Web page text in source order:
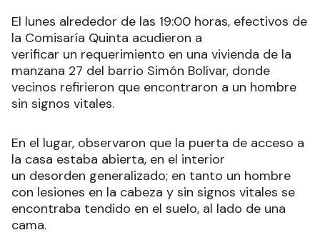
El lunes alrededor de las 19:00 horas, efectivos de
la Comisaría Quinta acudieron a
verificar un requerimiento en una vivienda de la
manzana 27 del barrio Simón Bolívar, donde
vecinos refirieron que encontraron a un hombre
sin signos vitales.
En el lugar, observaron que la puerta de acceso a
la casa estaba abierta, en el interior
un desorden generalizado; en tanto un hombre
con lesiones en la cabeza y sin signos vitales se
encontraba tendido en el suelo, al lado de una
cama.